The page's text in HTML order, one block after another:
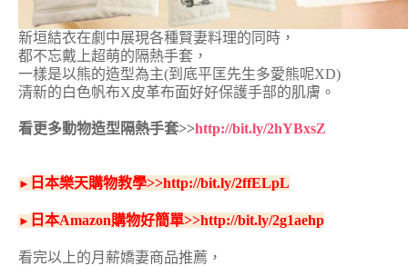
新垣結衣在劇中展現各種賢妻料理的同時，
都不忘戴上超萌的隔熱手套，
一樣是以熊的造型為主(到底平匡先生多愛熊呢XD)
清新的白色帆布X皮革布面好好保護手部的肌膚。
看更多動物造型隔熱手套>>http://bit.ly/2hYBxsZ
► 日本樂天購物教學>>http://bit.ly/2ffELpL
► 日本Amazon購物好簡單>>http://bit.ly/2g1aehp
看完以上的月薪嬌妻商品推薦，